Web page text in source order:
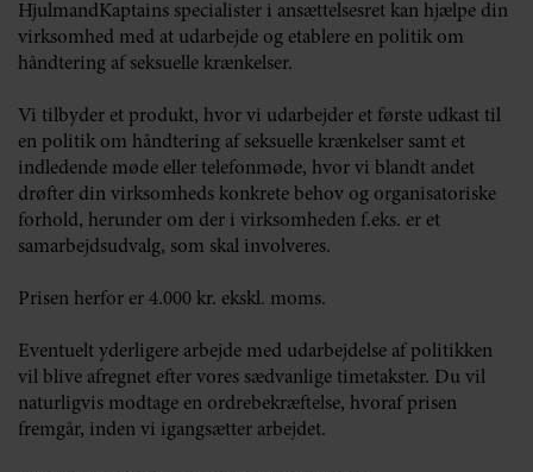
HjulmandKaptains specialister i ansættelsesret kan hjælpe din
virksomhed med at udarbejde og etablere en politik om
håndtering af seksuelle krænkelser.
Vi tilbyder et produkt, hvor vi udarbejder et første udkast til
en politik om håndtering af seksuelle krænkelser samt et
indledende møde eller telefonmøde, hvor vi blandt andet
drøfter din virksomheds konkrete behov og organisatoriske
forhold, herunder om der i virksomheden f.eks. er et
samarbejdsudvalg, som skal involveres.
Prisen herfor er 4.000 kr. ekskl. moms.
Eventuelt yderligere arbejde med udarbejdelse af politikken
vil blive afregnet efter vores sædvanlige timetakster. Du vil
naturligvis modtage en ordrebekræftelse, hvoraf prisen
fremgår, inden vi igangsætter arbejdet.